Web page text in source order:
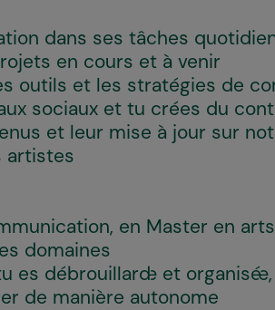
dans ses tâches
en cours et à venir
outils et les stratégies de
sociaux et tu crées du
et leur mise à jour sur
artistes
en Master en
domaines
débrouillard·e et
de manière autonome